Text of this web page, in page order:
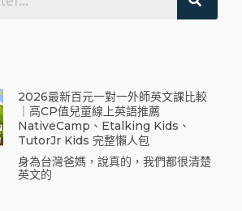
2026最新百元一對一外師英文課比較
｜高CP值兒童線上英語推薦
NativeCamp、Etalking Kids、
TutorJr Kids 完整懶人包
身為台灣爸媽，說真的，我們都很清楚
英文的